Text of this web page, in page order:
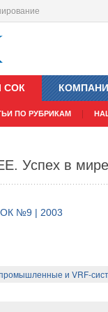
СОК
ПО РУБРИКАМ
Успех в
№9 | 2003
и VRF-
№9 | 2003
и
жилища